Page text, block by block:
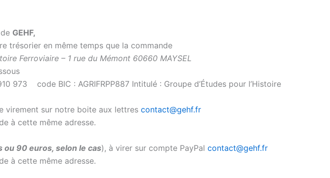
GEHF,
trésorier en même temps que la commande
Ferroviaire – 1 rue du Mémont 60660 MAYSEL
973 code BIC : AGRIFRPP887 Intitulé : Groupe d’Études pour l’Histoire
virement sur notre boite aux lettres contact@gehf.fr
à cette même adresse.
ou 90 euros, selon le cas), à virer sur compte PayPal contact@gehf.fr
à cette même adresse.